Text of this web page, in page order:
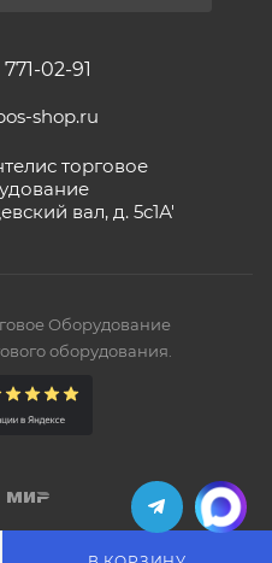
02-91
shop.ru
торговое
вал, д. 5с1А'
Оборудование
оборудования.